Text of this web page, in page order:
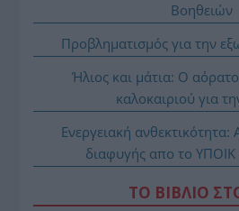
Βοηθειών
Προβληματισμός για την
Ήλιος και μάτια: Ο
καλοκαιριού για
Ενεργειακή ανθεκτικότητα:
διαφυγής απο το ΥΠΟΙΚ
ΤΟ ΒΙΒΛΙΟ